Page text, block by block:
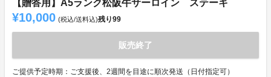
【贈答用】A5ランク松阪牛サーロイン ステーキ
¥10,000 (税込/送料込)残り99
販売終了
ご提供予定時期：ご支援後、2週間を目途に順次発送（日付指定可）